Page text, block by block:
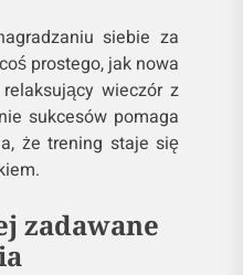
siebie za
prostego, jak nowa
wieczór z
sukcesów pomaga
że trening staje się
zadawane